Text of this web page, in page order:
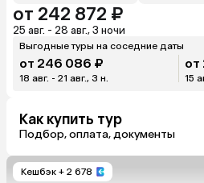
от 242 872 ₽
25 авг. - 28 авг., 3 ночи
Выгодные туры на соседние даты
от 246 086 ₽
18 авг. - 21 авг., 3 н.
от
15
Как купить тур
Подбор, оплата, документы
Кешбэк + 2 678